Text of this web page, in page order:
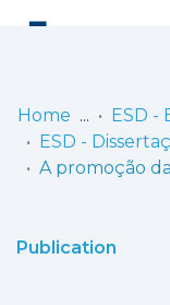
Communities
Home
Publication